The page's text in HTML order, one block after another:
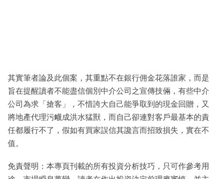
其實筆者論及此個案，其重點不在銀行佣金花落誰家，而是
旨在提醒讀者不能盡信個別中介公司之宣傳技倆，有些中介
公司為求「搶客」，不惜誇大自己能爭取到的現金回贈，又
將地產代理污衊成洪水猛獸，而自己卻連對客戶最基本的責
任都履行不了，假如有買家誤信其讒言而招致損失，實在不
值。
免責聲明：本專頁刊載的所有投資分析技巧，只可作參考用